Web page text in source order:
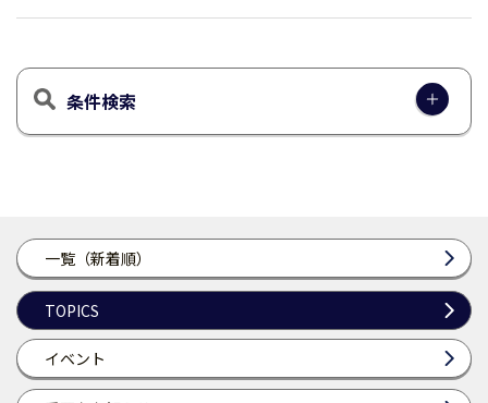
一覧（新着順）
TOPICS
イベント
条件検索